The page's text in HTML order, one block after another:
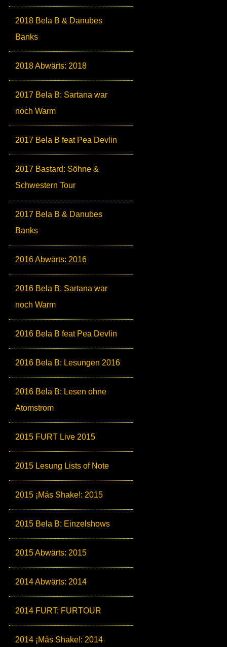
2018 Bela B & Danubes
Banks
2018 Abwärts: 2018
2017 Bela B: Sartana war
noch Warm
2017 Bela B feat Pea Devlin
2017 Bastard: Söhne &
Schwestern Tour
2017 Bela B & Danubes
Banks
2016 Abwärts: 2016
2016 Bela B. Sartana war
noch Warm
2016 Bela B feat Pea Devlin
2016 Bela B: Lesungen 2016
2016 Bela B: Lesen ohne
Atomstrom
2015 FURT Live 2015
2015 Lesung Lists of Note
2015 ¡Más Shake!: 2015
2015 Bela B: Einzelshows
2015 Abwärts: 2015
2014 Abwärts: 2014
2014 FURT: FURTOUR
2014 ¡Más Shake!: 2014